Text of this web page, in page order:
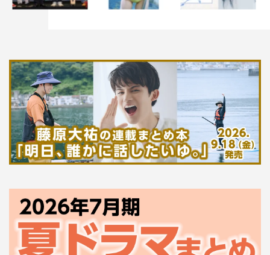
――それで
になる視聴
者に向けて
メッセージ
をお願いし
ます。
佐谷戸
：Dlifeを見てるってことはディズニーが大好きな方
ているし、実際に手にとって見ているんで本当にオススメ
したいです。
塚地：実際にそのものを人が触っているところが見られる
ので、間違いないじゃないですか。画像だけを見るより分